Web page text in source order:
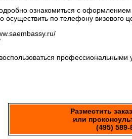
ознакомиться с
осуществить по телефону визового
профессиональными
Разместить
или
(495) 589-